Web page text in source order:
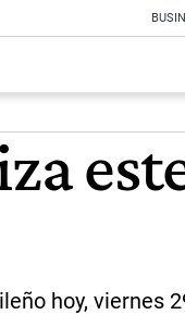
hoy, viernes